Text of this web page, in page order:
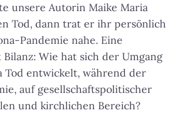
unsere Autorin Maike Maria
Tod, dann trat er ihr persönlich
Pandemie nahe. Eine
Wie hat sich der Umgang
Tod entwickelt, während der
auf gesellschaftspolitischer
und kirchlichen Bereich?